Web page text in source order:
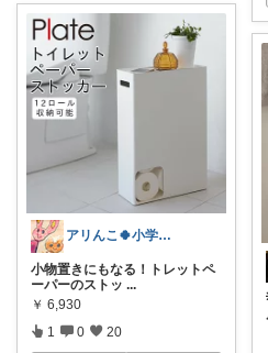
アリんこ🍀小学生ママ 経由購入感謝です
小物置きにもなる！トレットペ
ーパーのストッ ...
￥ 6,930
1 0 20